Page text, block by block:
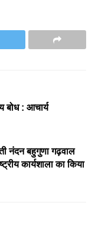
बोध : आचार्य
नंदन बहुगुणा गढ़वाल
कार्यशाला का किया